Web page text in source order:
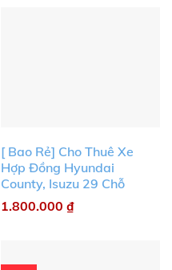
[ Bao Rẻ] Cho Thuê Xe
Hợp Đồng Hyundai
County, Isuzu 29 Chỗ
1.800.000 ₫